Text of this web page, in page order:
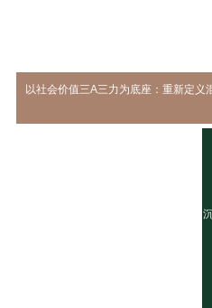
以社会价值三A三力为底座：重新定义